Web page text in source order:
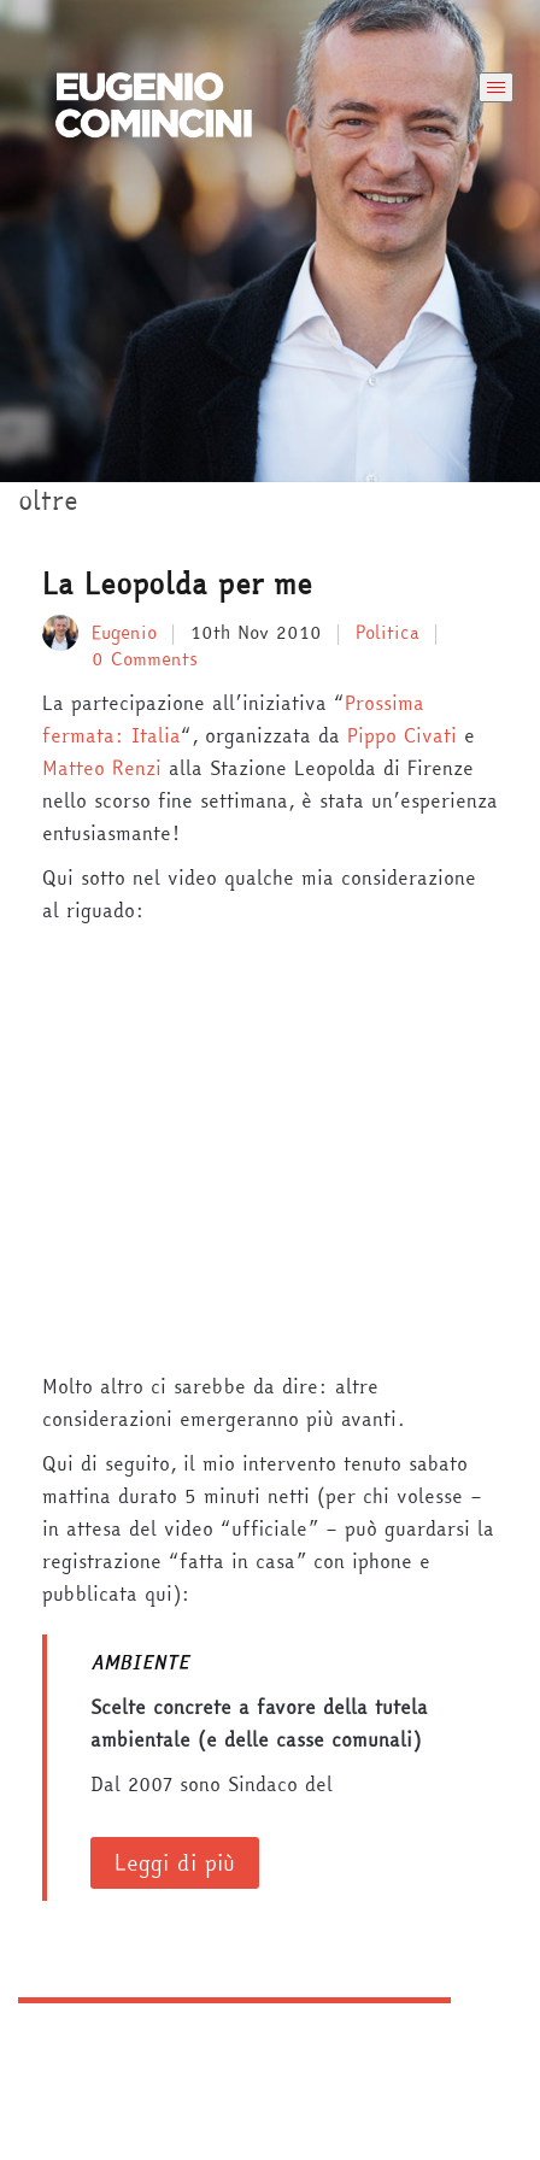
oltre
La Leopolda per me
Eugenio 10th Nov 2010
Politica
0 Comments
La partecipazione all’iniziativa “Prossima
fermata: Italia“, organizzata da Pippo Civati e
Matteo Renzi alla Stazione Leopolda di Firenze
nello scorso fine settimana, è stata un’esperienza
entusiasmante!
Qui sotto nel video qualche mia considerazione
al riguado:
Molto altro ci sarebbe da dire: altre
considerazioni emergeranno più avanti.
Qui di seguito, il mio intervento tenuto sabato
mattina durato 5 minuti netti (per chi volesse –
in attesa del video “ufficiale” – può guardarsi la
registrazione “fatta in casa” con iphone e
pubblicata qui):
AMBIENTE
Scelte concrete a favore della tutela
ambientale (e delle casse comunali)
Dal 2007 sono Sindaco del
Leggi di più